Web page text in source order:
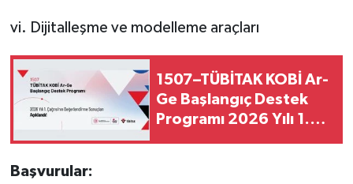
vi. Dijitalleşme ve modelleme araçları
1507–TÜBİTAK KOBİ Ar-
Ge Başlangıç Destek
Programı 2026 Yılı 1.
Başvurular: